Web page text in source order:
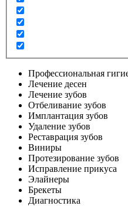
Профессиональная
Лечение десен
Лечение зубов
Отбеливание зубов
Имплантация зубов
Удаление зубов
Реставрация зубов
Виниры
Протезирование зубов
Исправление прикуса
Элайнеры
Брекеты
Диагностика